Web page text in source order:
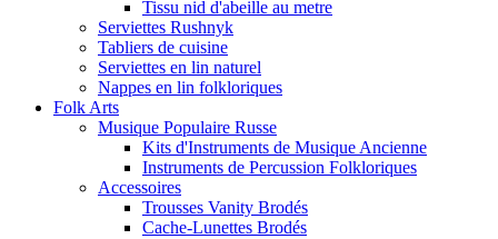
Tissu nid d'abeille au metre
Serviettes Rushnyk
Tabliers de cuisine
Serviettes en lin naturel
Nappes en lin folkloriques
Folk Arts
Musique Populaire Russe
Kits d'Instruments de Musique Ancienne
Instruments de Percussion Folkloriques
Accessoires
Trousses Vanity Brodés
Cache-Lunettes Brodés